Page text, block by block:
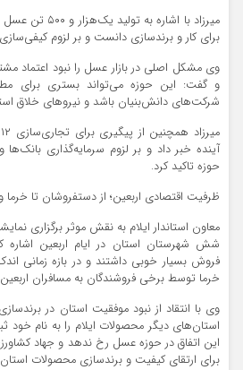
میرزاد با
برای کار و برندسازی دانست و بر لزوم
وی مشکل اصلی در بازار عسل را نبود اعتماد
و گفت: این حوزه می‌تواند بستری برای
شرکت‌های دانش‌بنیان باشد و نیروهای خلاق
آینده خبر داد و بر لزوم سرمایه‌گذاری
حوزه تاکید کرد.
ظرفیت اقتصادی اربعین؛ از دستفروشان تا خرما
معاون استاندار ایلام به نقش موثر برگزاری
شش شهرستان استان در ایام اربعین اشاره
خرما توسط برخی فروشندگان به مسافران
وی با انتقاد از نبود موفقیت استان در
استان‌های دیگر محصولات ایلام را به نام خود
این اتفاق در حوزه عسل رخ ندهد و جهاد
برای ارتقای کیفیت و برندسازی محصولات